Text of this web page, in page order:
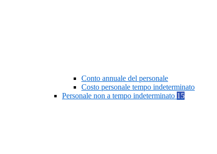
Conto annuale del personale
Costo personale tempo indeterminato
Personale non a tempo indeterminato 15